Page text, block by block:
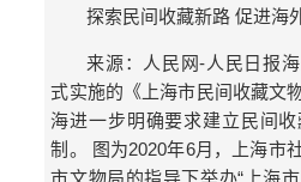
探索民间收藏新路 促进海
来源：人民网-人民日报
式实施的《上海市民间收藏文
海进一步明确要求建立民间
制。 图为2020年6月，上海市